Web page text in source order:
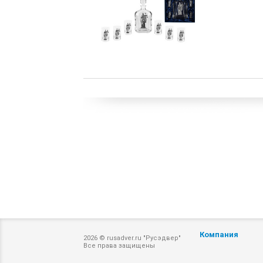
2026 © rusadver.ru "Русэдвер"
Все права защищены
Компания